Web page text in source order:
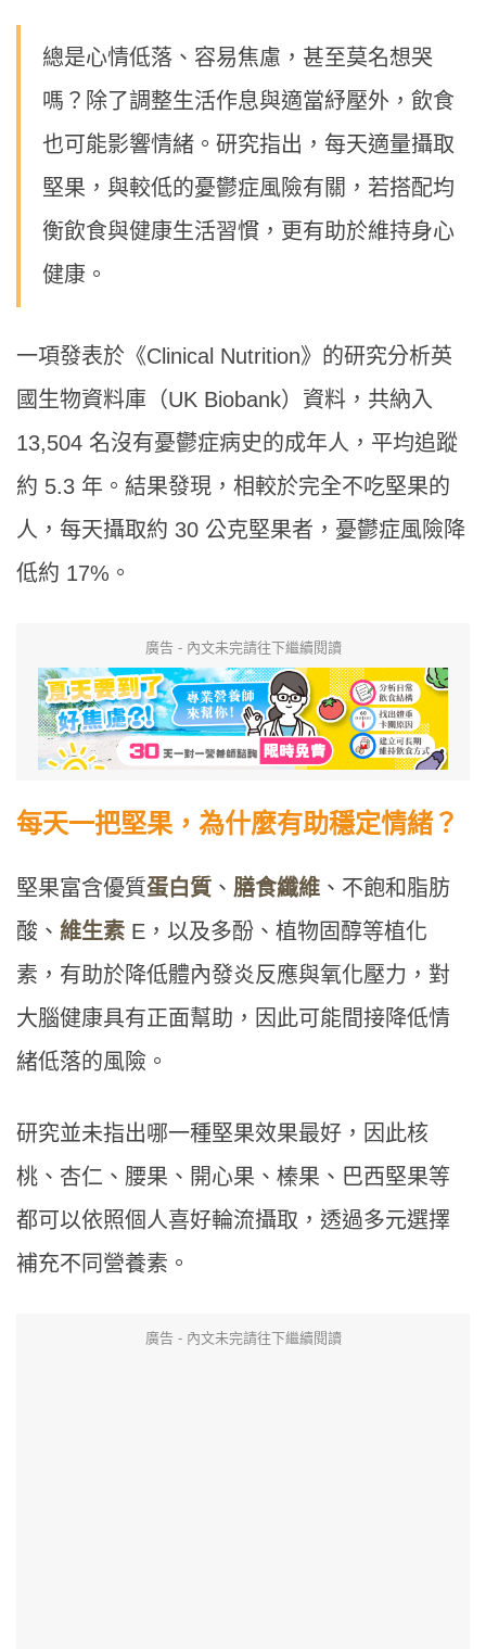
總是心情低落、容易焦慮，甚至莫名想哭
嗎？除了調整生活作息與適當紓壓外，飲食
也可能影響情緒。研究指出，每天適量攝取
堅果，與較低的憂鬱症風險有關，若搭配均
衡飲食與健康生活習慣，更有助於維持身心
健康。
一項發表於《Clinical Nutrition》的研究分析英
國生物資料庫（UK Biobank）資料，共納入
13,504 名沒有憂鬱症病史的成年人，平均追蹤
約 5.3 年。結果發現，相較於完全不吃堅果的
人，每天攝取約 30 公克堅果者，憂鬱症風險降
低約 17%。
廣告 - 內文未完請往下繼續閱讀
每天一把堅果，為什麼有助穩定情緒？
堅果富含優質蛋白質 、 膳食纖維 、不飽和脂肪
酸、 維生素 E，以及多酚、植物固醇等植化
素，有助於降低體內發炎反應與氧化壓力，對
大腦健康具有正面幫助，因此可能間接降低情
緒低落的風險。
研究並未指出哪一種堅果效果最好，因此核
桃、杏仁、腰果、開心果、榛果、巴西堅果等
都可以依照個人喜好輪流攝取，透過多元選擇
補充不同營養素。
廣告 - 內文未完請往下繼續閱讀